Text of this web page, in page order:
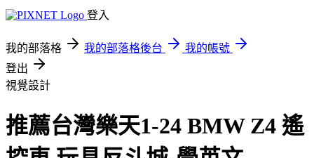
登入
我的部落格 我的部落格後台
我的帳號
登出
視覺設計
推薦台灣樂天1-24 BMW Z4 遙